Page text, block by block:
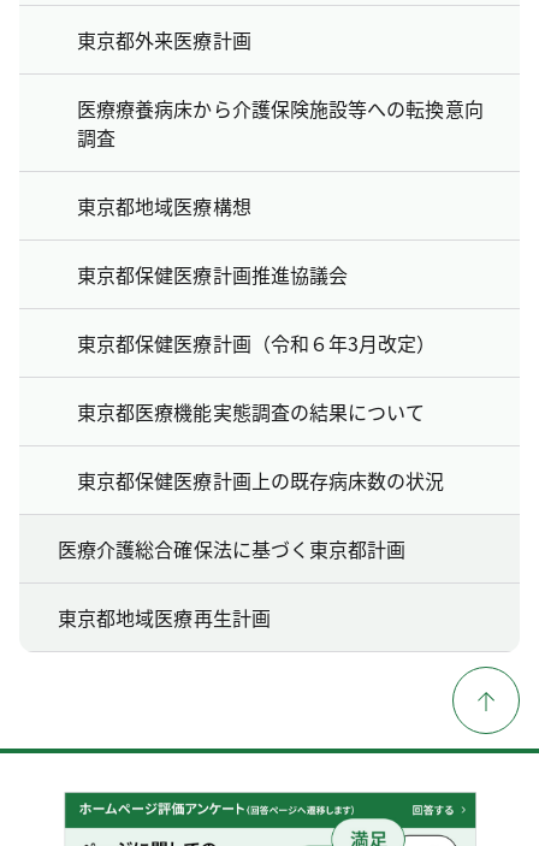
東京都外来医療計画
医療療養病床から介護保険施設等への転換意向
調査
東京都地域医療構想
東京都保健医療計画推進協議会
東京都保健医療計画（令和６年3月改定）
東京都医療機能実態調査の結果について
東京都保健医療計画上の既存病床数の状況
医療介護総合確保法に基づく東京都計画
東京都地域医療再生計画